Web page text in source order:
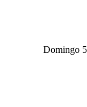
Domingo